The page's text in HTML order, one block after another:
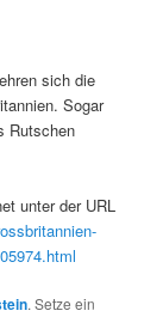
sich die
Sogar
Rutschen
unter der URL
. Setze ein